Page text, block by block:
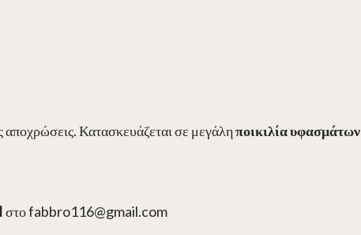
αποχρώσεις. Κατασκευάζεται σε μεγάληποικιλία υφασμάτων
στο fabbro116@gmail.com